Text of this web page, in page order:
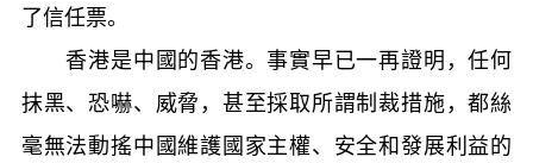
了信任票。
香港是中國的香港。事實早已一再證明，任何
抹黑、恐嚇、威脅，甚至採取所謂制裁措施，都絲
毫無法動搖中國維護國家主權、安全和發展利益的